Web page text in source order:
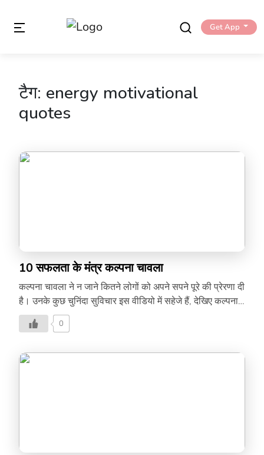
Get App
टैग: energy motivational
quotes
10 सफलता के मंत्र कल्पना चावला
कल्पना चावला ने न जाने कितने लोगों को अपने सपने पूरे की प्रेरणा दी
है। उनके कुछ चुनिंदा सुविचार इस वीडियो में सहेजे हैं, देखिए कल्पना
चावला के प्रेरणादायी विचार –
0